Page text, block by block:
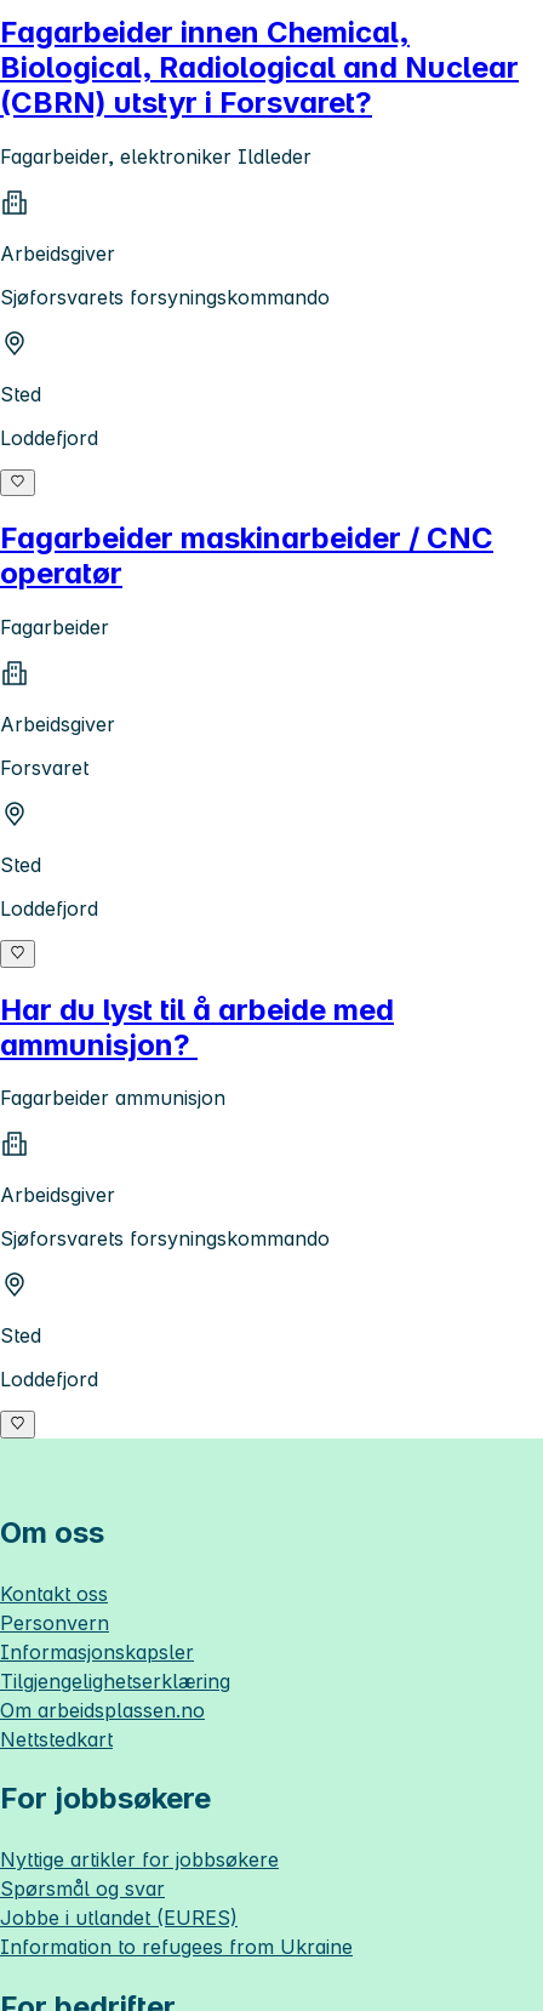
Fagarbeider innen Chemical,
Biological, Radiological and Nuclear
(CBRN) utstyr i Forsvaret?
Fagarbeider, elektroniker Ildleder
Arbeidsgiver
Sjøforsvarets forsyningskommando
Sted
Loddefjord
Fagarbeider maskinarbeider / CNC
operatør
Fagarbeider
Arbeidsgiver
Forsvaret
Sted
Loddefjord
Har du lyst til å arbeide med
ammunisjon?
Fagarbeider ammunisjon
Arbeidsgiver
Sjøforsvarets forsyningskommando
Sted
Loddefjord
Om oss
Kontakt oss
Personvern
Informasjonskapsler
Tilgjengelighetserklæring
Om arbeidsplassen.no
Nettstedkart
For jobbsøkere
Nyttige artikler for jobbsøkere
Spørsmål og svar
Jobbe i utlandet (EURES)
Information to refugees from Ukraine